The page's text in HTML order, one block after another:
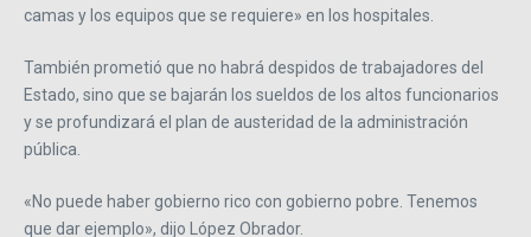
camas y los equipos que se requiere» en los hospitales.
También prometió que no habrá despidos de trabajadores del
Estado, sino que se bajarán los sueldos de los altos funcionarios
y se profundizará el plan de austeridad de la administración
pública.
«No puede haber gobierno rico con gobierno pobre. Tenemos
que dar ejemplo», dijo López Obrador.